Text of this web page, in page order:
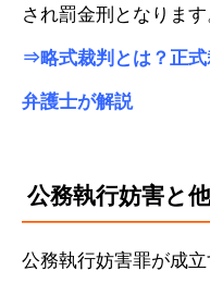
され罰金刑となります
⇒略式裁判とは？正
弁護士が解説
公務執行妨害と
公務執行妨害罪が成